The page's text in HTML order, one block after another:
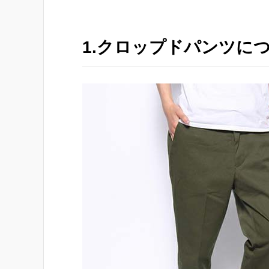
1.クロップドパンツに